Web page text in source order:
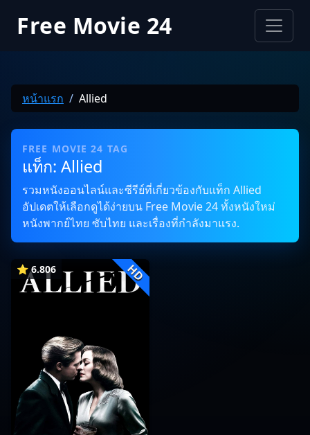
Free Movie 24
หน้าแรก Allied
FREE MOVIE 24 TAG
แท็ก: Allied
รวมหนังออนไลน์และซีรีย์ที่เกี่ยวข้องกับแท็ก Allied
อัปเดตให้เลือกดูได้ง่ายบน Free Movie 24 ทั้งหนังใหม่
หนังพากย์ไทย ซับไทย และเรื่องที่กำลังมาแรง.
⭐ 6.806 HD